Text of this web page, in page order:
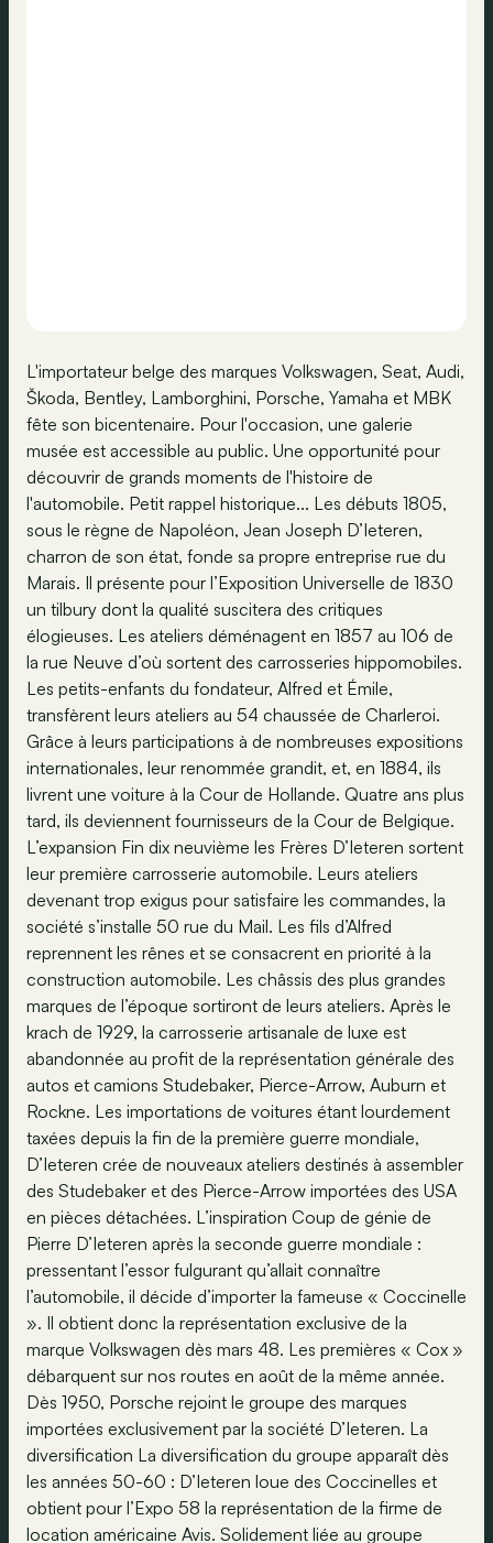
L'importateur belge des marques Volkswagen, Seat, Audi,
Škoda, Bentley, Lamborghini, Porsche, Yamaha et MBK
fête son bicentenaire. Pour l'occasion, une galerie
musée est accessible au public. Une opportunité pour
découvrir de grands moments de l'histoire de
l'automobile. Petit rappel historique... Les débuts 1805,
sous le règne de Napoléon, Jean Joseph D’Ieteren,
charron de son état, fonde sa propre entreprise rue du
Marais. Il présente pour l’Exposition Universelle de 1830
un tilbury dont la qualité suscitera des critiques
élogieuses. Les ateliers déménagent en 1857 au 106 de
la rue Neuve d’où sortent des carrosseries hippomobiles.
Les petits-enfants du fondateur, Alfred et Émile,
transfèrent leurs ateliers au 54 chaussée de Charleroi.
Grâce à leurs participations à de nombreuses expositions
internationales, leur renommée grandit, et, en 1884, ils
livrent une voiture à la Cour de Hollande. Quatre ans plus
tard, ils deviennent fournisseurs de la Cour de Belgique.
L’expansion Fin dix neuvième les Frères D’Ieteren sortent
leur première carrosserie automobile. Leurs ateliers
devenant trop exigus pour satisfaire les commandes, la
société s’installe 50 rue du Mail. Les fils d’Alfred
reprennent les rênes et se consacrent en priorité à la
construction automobile. Les châssis des plus grandes
marques de l’époque sortiront de leurs ateliers. Après le
krach de 1929, la carrosserie artisanale de luxe est
abandonnée au profit de la représentation générale des
autos et camions Studebaker, Pierce-Arrow, Auburn et
Rockne. Les importations de voitures étant lourdement
taxées depuis la fin de la première guerre mondiale,
D’Ieteren crée de nouveaux ateliers destinés à assembler
des Studebaker et des Pierce-Arrow importées des USA
en pièces détachées. L’inspiration Coup de génie de
Pierre D’Ieteren après la seconde guerre mondiale :
pressentant l’essor fulgurant qu’allait connaître
l’automobile, il décide d’importer la fameuse « Coccinelle
». Il obtient donc la représentation exclusive de la
marque Volkswagen dès mars 48. Les premières « Cox »
débarquent sur nos routes en août de la même année.
Dès 1950, Porsche rejoint le groupe des marques
importées exclusivement par la société D’Ieteren. La
diversification La diversification du groupe apparaît dès
les années 50-60 : D’Ieteren loue des Coccinelles et
obtient pour l’Expo 58 la représentation de la firme de
location américaine Avis. Solidement liée au groupe